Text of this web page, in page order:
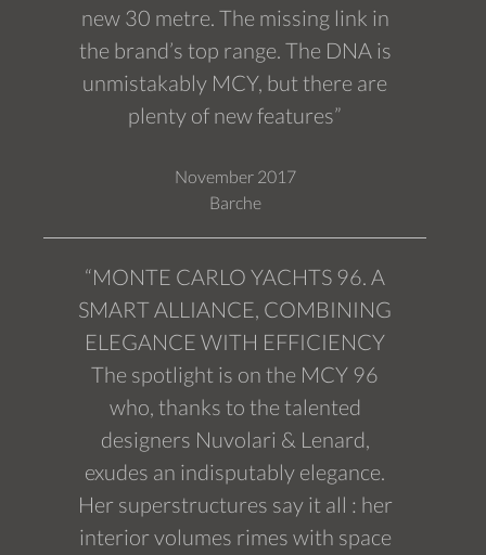
new 30 metre. The missing link in
the brand’s top range. The DNA is
unmistakably MCY, but there are
plenty of new features”
November 2017
Barche
“MONTE CARLO YACHTS 96. A
SMART ALLIANCE, COMBINING
ELEGANCE WITH EFFICIENCY
The spotlight is on the MCY 96
who, thanks to the talented
designers Nuvolari & Lenard,
exudes an indisputably elegance.
Her superstructures say it all : her
interior volumes rimes with space